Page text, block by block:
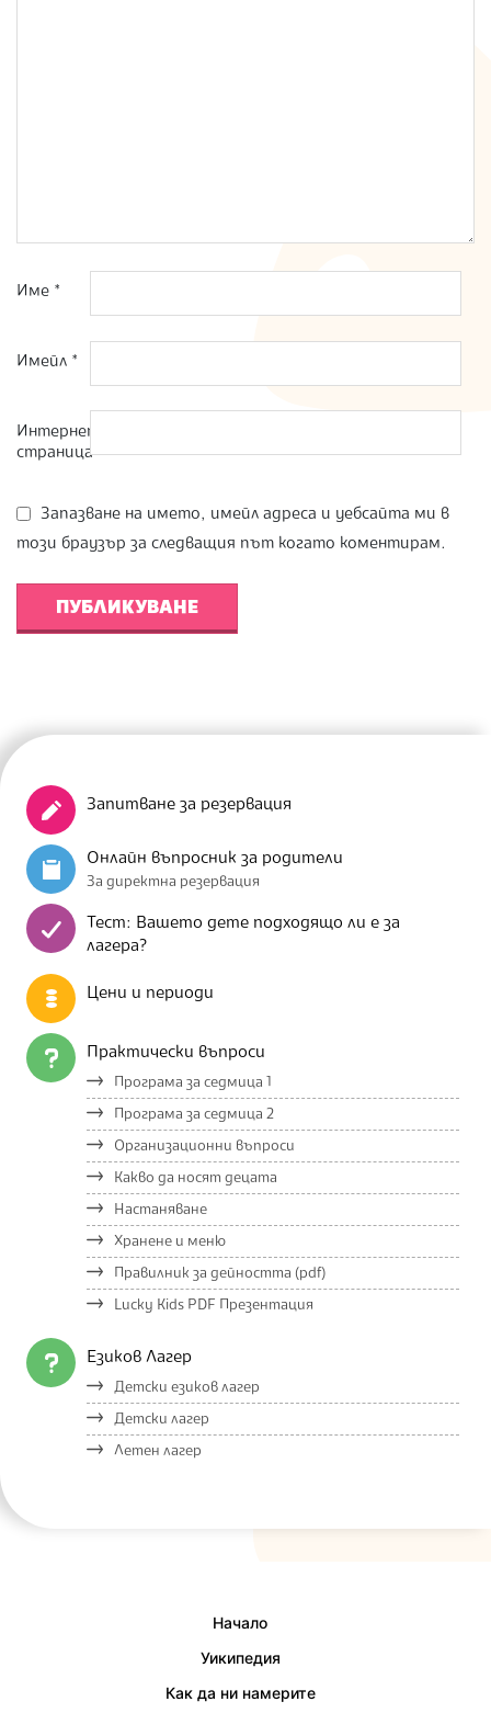
Име *
Имейл *
Интернет
страница
Запазване на името, имейл адреса и уебсайта ми в
този браузър за следващия път когато коментирам.
Запитване за резервация
Онлайн въпросник за родители
За директна резервация
Тест: Вашето дете подходящо ли е за
лагера?
Цени и периоди
Практически въпроси
Програма за седмица 1
Програма за седмица 2
Организационни въпроси
Какво да носят децата
Настаняване
Хранене и меню
Правилник за дейността (pdf)
Lucky Kids PDF Презентация
Езиков Лагер
Детски езиков лагер
Детски лагер
Летен лагер
Начало
Уикипедия
Как да ни намерите